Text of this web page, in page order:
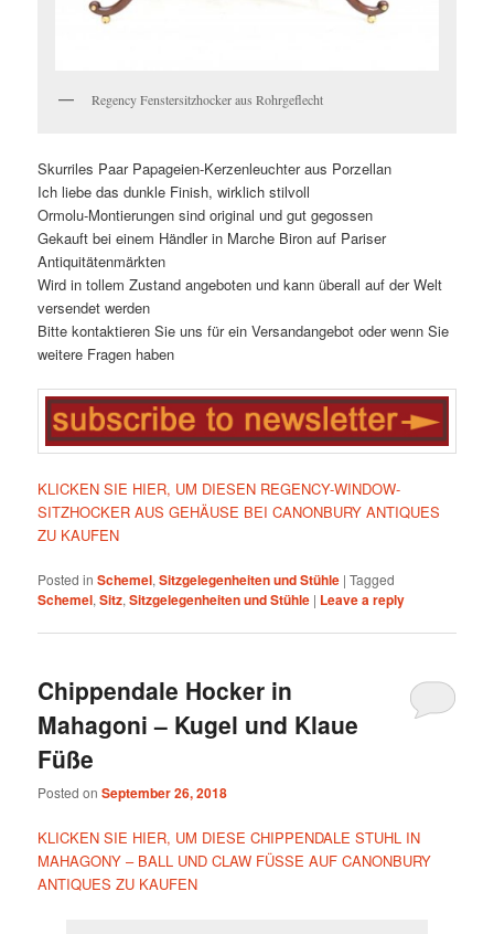
Regency Fenstersitzhocker aus Rohrgeflecht
Skurriles Paar Papageien-Kerzenleuchter aus Porzellan
Ich liebe das dunkle Finish, wirklich stilvoll
Ormolu-Montierungen sind original und gut gegossen
Gekauft bei einem Händler in Marche Biron auf Pariser
Antiquitätenmärkten
Wird in tollem Zustand angeboten und kann überall auf der Welt
versendet werden
Bitte kontaktieren Sie uns für ein Versandangebot oder wenn Sie
weitere Fragen haben
KLICKEN SIE HIER, UM DIESEN REGENCY-WINDOW-
SITZHOCKER AUS GEHÄUSE BEI CANONBURY ANTIQUES
ZU KAUFEN
Posted in Schemel,Sitzgelegenheiten und Stühle |Tagged
Schemel,Sitz,Sitzgelegenheiten und Stühle | Leave a reply
Chippendale Hocker in
Mahagoni – Kugel und Klaue
Füße
Posted onSeptember 26, 2018
KLICKEN SIE HIER, UM DIESE CHIPPENDALE STUHL IN
MAHAGONY – BALL UND CLAW FÜSSE AUF CANONBURY
ANTIQUES ZU KAUFEN